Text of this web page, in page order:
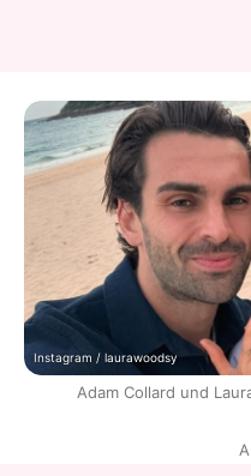
Instagram / laurawoodsy
Adam Collard und